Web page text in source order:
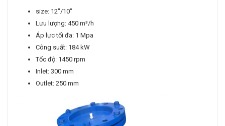
size: 12″/10″
Lưu lượng: 450 m³/h
Áp lực tối đa: 1 Mpa
Công suất: 184 kW
Tốc độ: 1450 rpm
Inlet: 300 mm
Outlet: 250 mm